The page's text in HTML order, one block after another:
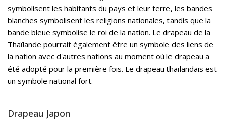
symbolisent les habitants du pays et leur terre, les bandes
blanches symbolisent les religions nationales, tandis que la
bande bleue symbolise le roi de la nation. Le drapeau de la
Thaïlande pourrait également être un symbole des liens de
la nation avec d'autres nations au moment où le drapeau a
été adopté pour la première fois. Le drapeau thaïlandais est
un symbole national fort.
Drapeau Japon